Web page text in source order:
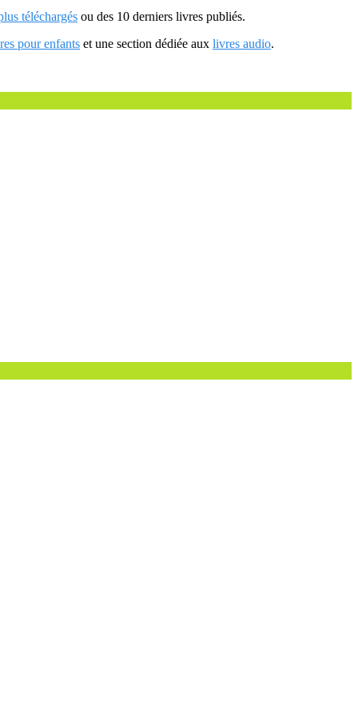
téléchargés ou des 10 derniers livres publiés.
pour enfants et une section dédiée aux livres audio.